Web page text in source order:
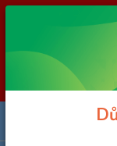
Vážení zákazníci,
důvodu čerpání
provoz e-shopu
uhrazené do čtvrtka
Objednávky přijaté,
2026 budou postupně